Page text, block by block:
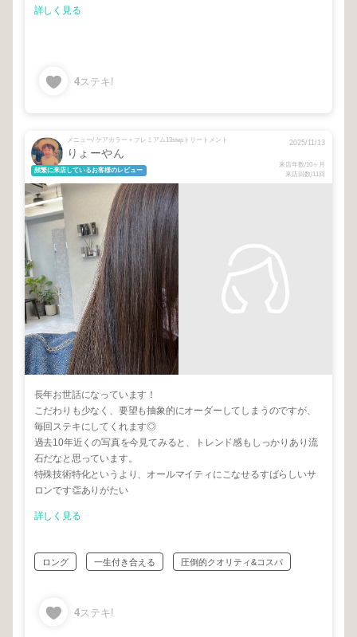
詳しく見る
4ステキ!
メニュー/ ケアカラー＋プレミアム13stepトリートメント
りょーやん
頻繁に来店しているお客様のレビュー
2025/11/13
来店年数/10ヶ月
来店回数/11回
長年お世話になっています！
こだわりも少なく、要望も抽象的にオーダーしてしまうのですが、
毎回ステキにしてくれます◎
過去10年近くの写真を今見てみると、トレンド感もしっかりあり流
石だなと思っています。
特殊技術特化というより、オールマイティにこなせるすばらしいサ
ロンです👏ありがたい
詳しく見る
ロング 一生付き合える 圧倒的クオリティ&コスパ
4ステキ!